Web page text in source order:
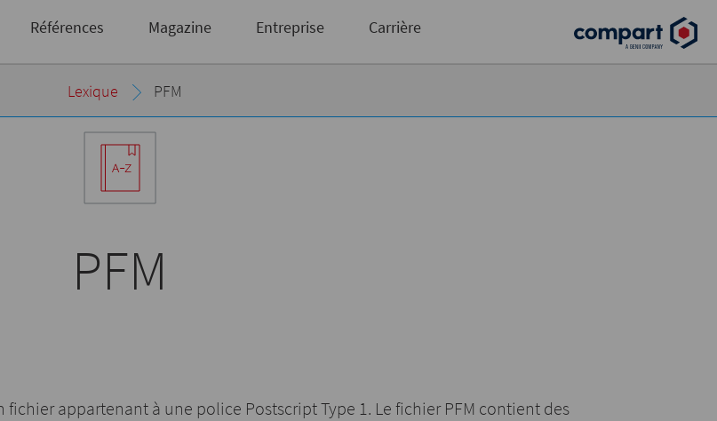
Références Magazine Entreprise Carrière
Lexique PFM
PFM
fichier appartenant à une police Postscript Type 1. Le fichier PFM contient des